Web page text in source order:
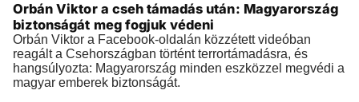
Orbán Viktor a cseh támadás után: Magyarország
biztonságát meg fogjuk védeni
Orbán Viktor a Facebook-oldalán közzétett videóban
reagált a Csehországban történt terrortámadásra, és
hangsúlyozta: Magyarország minden eszközzel megvédi a
magyar emberek biztonságát.